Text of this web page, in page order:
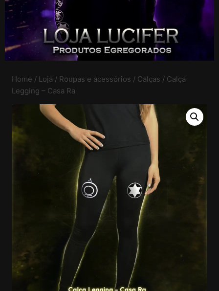
Home / Loja / Roupas e acessórios / Calças / Calça
Legging – Casa Ra